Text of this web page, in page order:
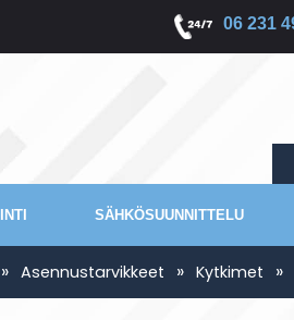
06 231
SÄHKÖSUUNNITTELU
» Asennustarvikkeet » Kytkimet »